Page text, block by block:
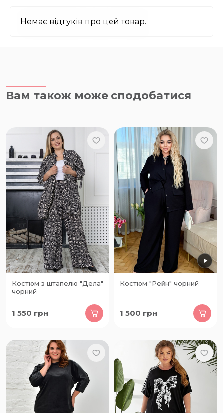
Немає відгуків про цей товар.
Вам також може сподобатися
Костюм з штапелю "Дела"
чорний
1 550 грн
Костюм "Рейн" чорний
1 500 грн